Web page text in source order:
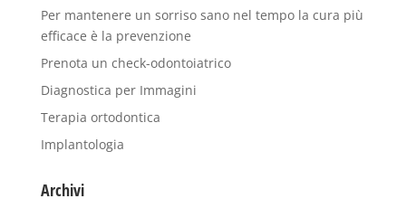
Per mantenere un sorriso sano nel tempo la cura più
efficace è la prevenzione
Prenota un check-odontoiatrico
Diagnostica per Immagini
Terapia ortodontica
Implantologia
Archivi